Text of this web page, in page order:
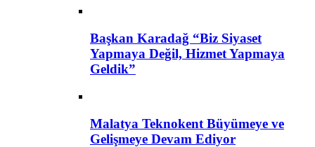
Başkan Karadağ “Biz Siyaset
Yapmaya Değil, Hizmet Yapmaya
Geldik”
Malatya Teknokent Büyümeye ve
Gelişmeye Devam Ediyor